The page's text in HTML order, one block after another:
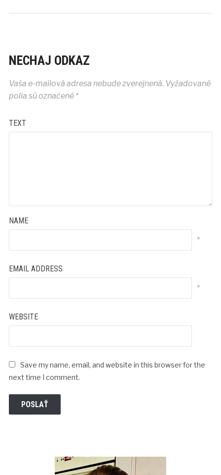
NECHAJ ODKAZ
Vaša e-mailová adresa nebude zverejnená. Vyžadované
polia sú označené *
TEXT
NAME
*
EMAIL ADDRESS
*
WEBSITE
Save my name, email, and website in this browser for the
next time I comment.